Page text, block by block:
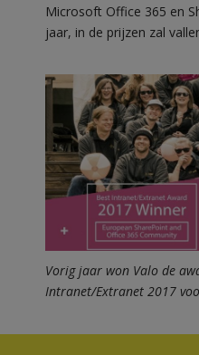
Microsoft Office 365 en
jaar, in de prijzen zal
Vorig jaar won Valo de
Intranet/Extranet 2017